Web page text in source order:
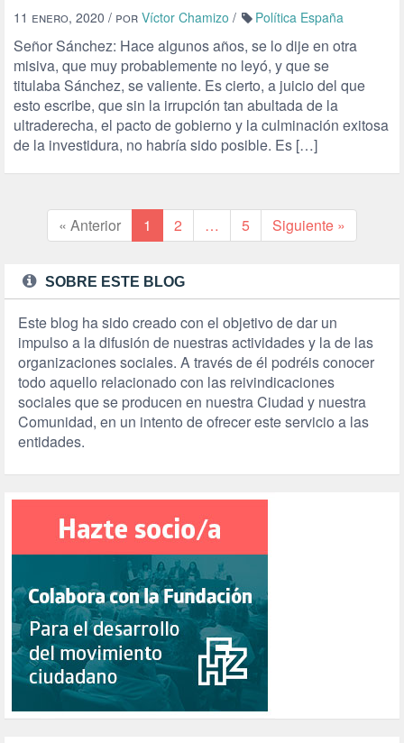
11 enero, 2020 / por Víctor Chamizo / Política España
Señor Sánchez: Hace algunos años, se lo dije en otra
misiva, que muy probablemente no leyó, y que se
titulaba Sánchez, se valiente. Es cierto, a juicio del que
esto escribe, que sin la irrupción tan abultada de la
ultraderecha, el pacto de gobierno y la culminación exitosa
de la investidura, no habría sido posible. Es […]
« Anterior 1 2 … 5 Siguiente »
SOBRE ESTE BLOG
Este blog ha sido creado con el objetivo de dar un
impulso a la difusión de nuestras actividades y la de las
organizaciones sociales. A través de él podréis conocer
todo aquello relacionado con las reivindicaciones
sociales que se producen en nuestra Ciudad y nuestra
Comunidad, en un intento de ofrecer este servicio a las
entidades.